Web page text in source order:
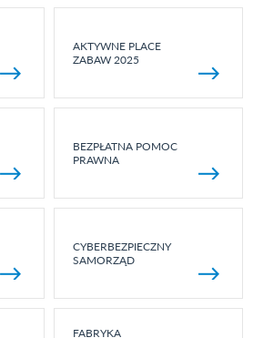
AKTYWNE PLACE
ZABAW 2025
BEZPŁATNA POMOC
PRAWNA
CYBERBEZPIECZNY
SAMORZĄD
FABRYKA